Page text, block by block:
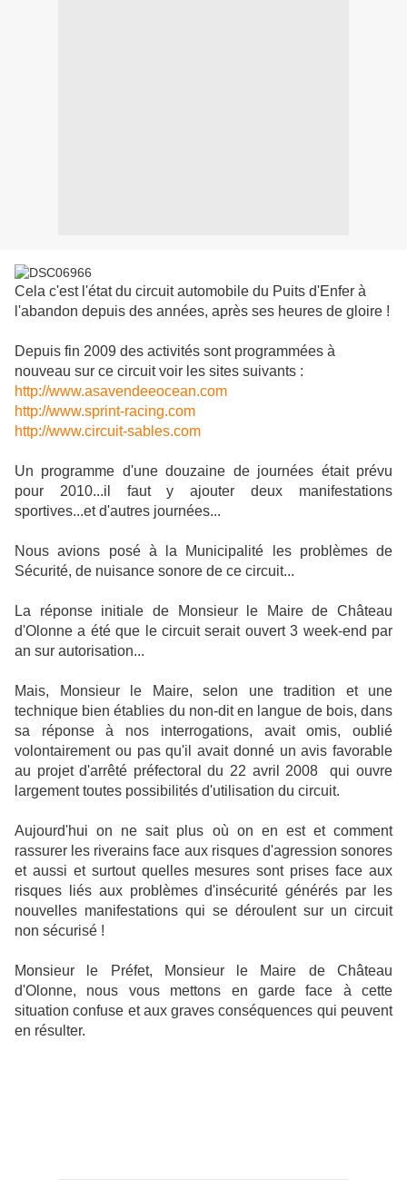
Cela c'est l'état du circuit automobile du Puits d'Enfer à
l'abandon depuis des années, après ses heures de gloire !
Depuis fin 2009 des activités sont programmées à
nouveau sur ce circuit voir les sites suivants :
http://www.asavendeeocean.com
http://www.sprint-racing.com
http://www.circuit-sables.com
Un programme d'une douzaine de journées était prévu
pour 2010...il faut y ajouter deux manifestations
sportives...et d'autres journées...
Nous avions posé à la Municipalité les problèmes de
Sécurité, de nuisance sonore de ce circuit...
La réponse initiale de Monsieur le Maire de Château
d'Olonne a été que le circuit serait ouvert 3 week-end par
an sur autorisation...
Mais, Monsieur le Maire, selon une tradition et une
technique bien établies du non-dit en langue de bois, dans
sa réponse à nos interrogations, avait omis, oublié
volontairement ou pas qu'il avait donné un avis favorable
au projet d'arrêté préfectoral du 22 avril 2008 qui ouvre
largement toutes possibilités d'utilisation du circuit.
Aujourd'hui on ne sait plus où on en est et comment
rassurer les riverains face aux risques d'agression sonores
et aussi et surtout quelles mesures sont prises face aux
risques liés aux problèmes d'insécurité générés par les
nouvelles manifestations qui se déroulent sur un circuit
non sécurisé !
Monsieur le Préfet, Monsieur le Maire de Château
d'Olonne, nous vous mettons en garde face à cette
situation confuse et aux graves conséquences qui peuvent
en résulter.